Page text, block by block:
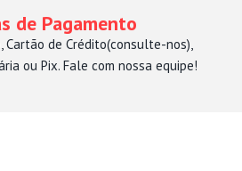
de Pagamento
Cartão de Crédito(consulte-nos),
ou Pix. Fale com nossa equipe!